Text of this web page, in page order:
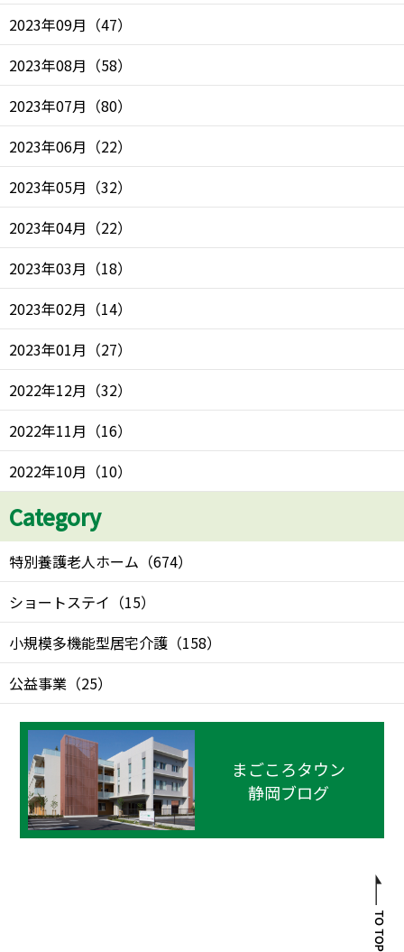
2023年09月 （47）
2023年08月 （58）
2023年07月 （80）
2023年06月 （22）
2023年05月 （32）
2023年04月 （22）
2023年03月 （18）
2023年02月 （14）
2023年01月 （27）
2022年12月 （32）
2022年11月 （16）
2022年10月 （10）
Category
特別養護老人ホーム （674）
ショートステイ （15）
小規模多機能型居宅介護 （158）
公益事業 （25）
まごころタウン
静岡ブログ